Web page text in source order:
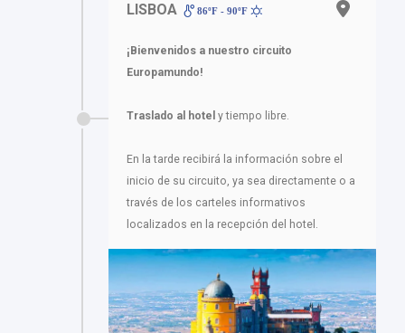
LISBOA 86ºF - 90ºF
¡Bienvenidos a nuestro circuito
Europamundo!
Traslado al hotel y tiempo libre.
En la tarde recibirá la información sobre el
inicio de su circuito, ya sea directamente o a
través de los carteles informativos
localizados en la recepción del hotel.